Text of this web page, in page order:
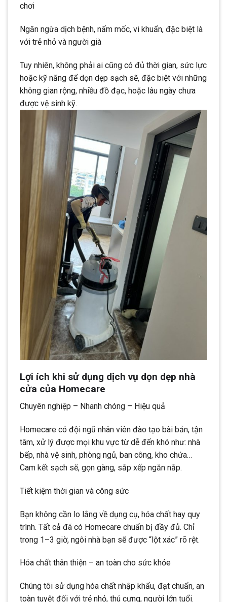
chơi
Ngăn ngừa dịch bệnh, nấm mốc, vi khuẩn, đặc biệt là
với trẻ nhỏ và người già
Tuy nhiên, không phải ai cũng có đủ thời gian, sức lực
hoặc kỹ năng để dọn dẹp sạch sẽ, đặc biệt với những
không gian rộng, nhiều đồ đạc, hoặc lâu ngày chưa
được vệ sinh kỹ.
Lợi ích khi sử dụng dịch vụ dọn dẹp nhà
cửa của Homecare
Chuyên nghiệp – Nhanh chóng – Hiệu quả
Homecare có đội ngũ nhân viên đào tạo bài bản, tận
tâm, xử lý được mọi khu vực từ dễ đến khó như: nhà
bếp, nhà vệ sinh, phòng ngủ, ban công, kho chứa…
Cam kết sạch sẽ, gọn gàng, sắp xếp ngăn nắp.
Tiết kiệm thời gian và công sức
Bạn không cần lo lắng về dụng cụ, hóa chất hay quy
trình. Tất cả đã có Homecare chuẩn bị đầy đủ. Chỉ
trong 1–3 giờ, ngôi nhà bạn sẽ được “lột xác” rõ rệt.
Hóa chất thân thiện – an toàn cho sức khỏe
Chúng tôi sử dụng hóa chất nhập khẩu, đạt chuẩn, an
toàn tuyệt đối với trẻ nhỏ, thú cưng, người lớn tuổi.